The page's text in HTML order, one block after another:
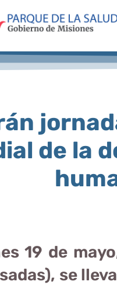
de la
19 de
se